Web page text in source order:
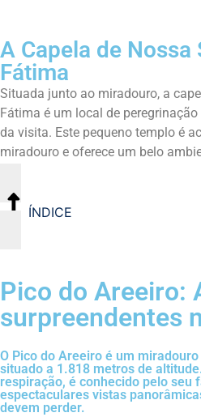
A Capela de Nossa
Fátima
Situada junto ao miradouro, a
Fátima é um local de
da visita. Este pequeno templo é
miradouro e oferece um belo
ÍNDICE
Pico do Areeiro:
surpreendentes
O Pico do Areeiro é um
situado a 1.818 metros de
respiração, é conhecido pelo seu
espectaculares vistas
devem perder.